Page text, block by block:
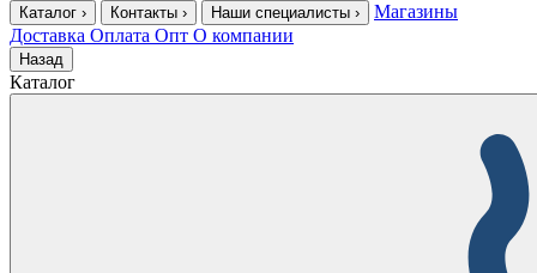
Каталог › Контакты › Наши специалисты ›
Магазины
Доставка Оплата Опт О компании
Назад
Каталог